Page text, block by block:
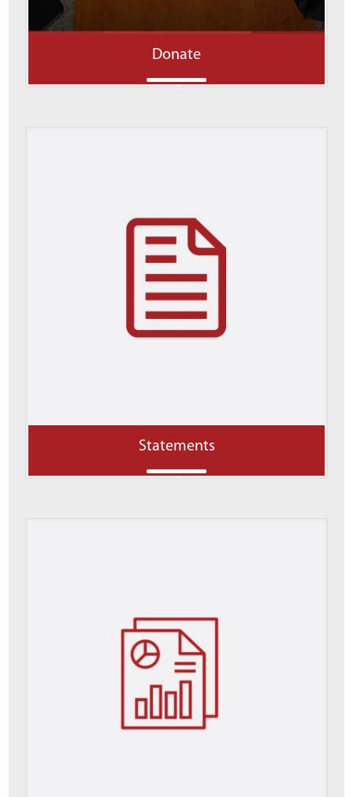
Donate
Statements